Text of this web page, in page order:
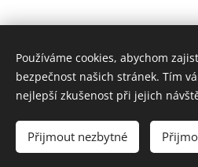
Používáme cookies, abychom
bezpečnost našich stránek. Tím
nejlepší zkušenost při jejich
Přijmout nezbytné